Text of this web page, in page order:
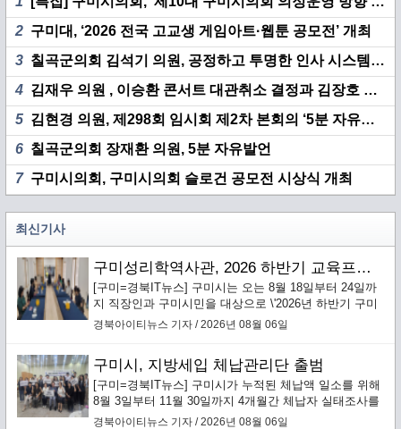
2 구미대, ‘2026 전국 고교생 게임아트·웹툰 공모전’ 개최
3 칠곡군의회 김석기 의원, 공정하고 투명한 인사 시스템 구축 촉구
4 김재우 의원 , 이승환 콘서트 대관취소 결정과 김장호 시장 책임 집중 추궁
5 김현경 의원, 제298회 임시회 제2차 본회의 ‘5분 자유발언’
6 칠곡군의회 장재환 의원, 5분 자유발언
7구미시의회, 구미시의회 슬로건 공모전 시상식 개최
최신기사
구미성리학역사관, 2026 하반기 교육프로그램 수강생 모집
[구미=경북IT뉴스] 구미시는 오는 8월 18일부터 24일까
지 직장인과 구미시민을 대상으로 \'2026년 하반기 구미
성리학역사관 교육프로그램\' 수강생을 선착순 모집한다.
경북아이티뉴스 기자 / 2026년 08월 06일
구미시, 지방세입 체납관리단 출범
[구미=경북IT뉴스] 구미시가 누적된 체납액 일소를 위해
8월 3일부터 11월 30일까지 4개월간 체납자 실태조사를
통한 맞춤형 징수활동을 전개하는 ‘지방세입 체납관리
경북아이티뉴스 기자 / 2026년 08월 06일